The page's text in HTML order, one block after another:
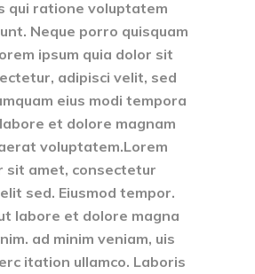
qui ratione voluptatem
Neque porro quisquam
ipsum quia dolor sit
adipisci velit, sed
eius modi tempora
et dolore magnam
voluptatem.Lorem
sit amet, consectetur
sed. Eiusmod tempor.
labore et dolore magna
ad minim veniam, uis
itation ullamco. Laboris